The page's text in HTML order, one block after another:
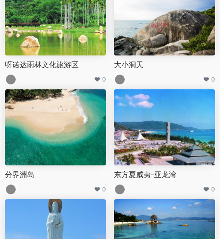
呀诺达雨林文化旅游区
0
大小洞天
0
分界洲岛
0
东方夏威夷-亚龙湾
0